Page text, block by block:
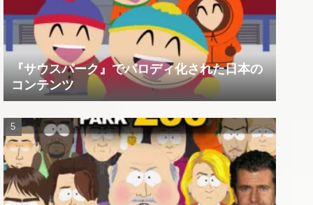
『サウスパーク』でパロディ化された日本の
コンテンツ